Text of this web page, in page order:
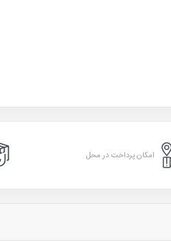
امکان پرداخت در محل